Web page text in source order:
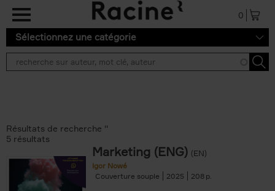
Aller au contenu principal
0
Sélectionnez une catégorie
Résultats de recherche ''
5 résultats
Marketing (ENG) (EN)
Igor Nowé
Couverture souple
2025 208